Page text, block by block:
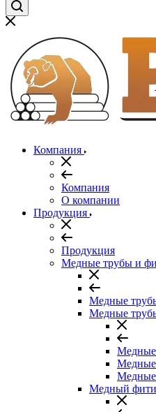
Компания
Компания
О компании
Продукция
Продукция
Медные трубы и
Медные
Медные
Медные
Медный